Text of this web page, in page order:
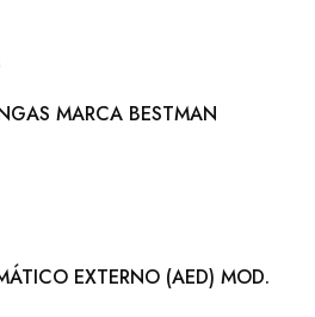
MARCA BESTMAN
EXTERNO (AED) MOD.